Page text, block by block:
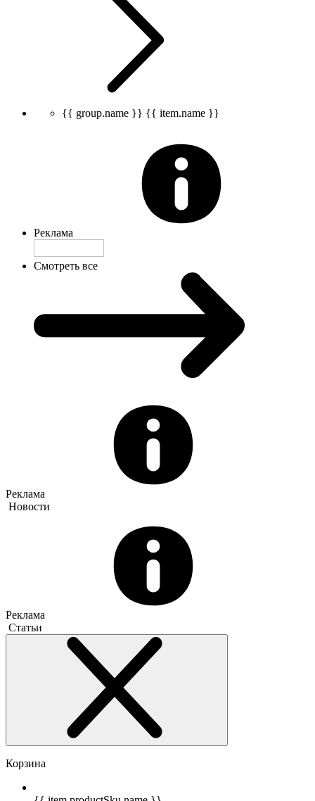
{{ group.name }} {{ item.name }}
Реклама
Смотреть все
Реклама
Новости
Реклама
Статьи
Корзина